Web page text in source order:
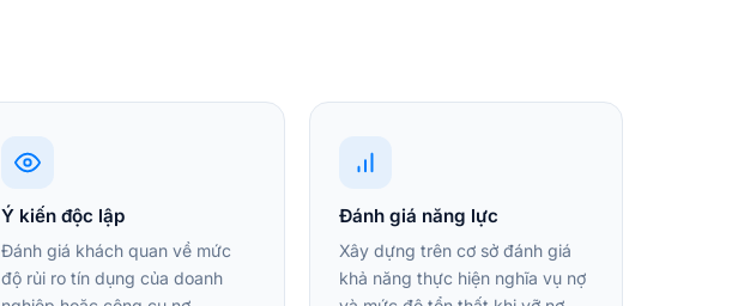
Ý kiến độc lập
Đánh giá khách quan về mức
độ rủi ro tín dụng của doanh
Đánh giá năng lực
Xây dựng trên cơ sở đánh giá
khả năng thực hiện nghĩa vụ nợ